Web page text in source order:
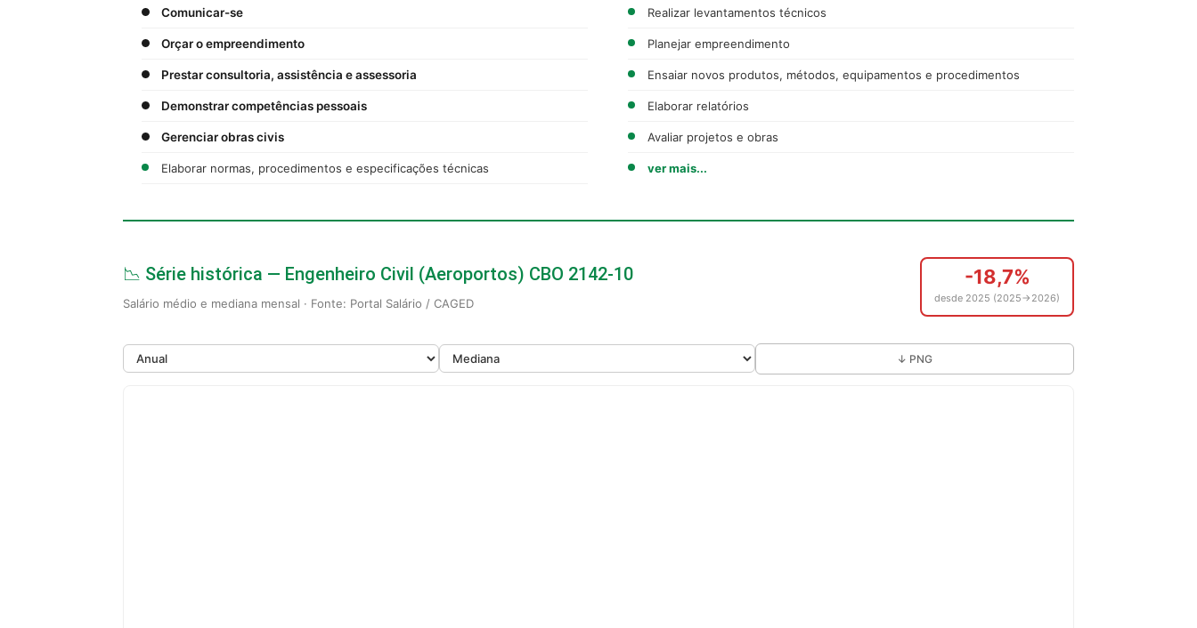
Comunicar-se
Orçar o empreendimento
Prestar consultoria, assistência e assessoria
Demonstrar competências pessoais
Gerenciar obras civis
Elaborar normas, procedimentos e especificações técnicas
Realizar levantamentos técnicos
Planejar empreendimento
Ensaiar novos produtos, métodos, equipamentos e procedimentos
Elaborar relatórios
Avaliar projetos e obras
ver mais...
📉 Série histórica — Engenheiro Civil (Aeroportos) CBO 2142-10
Salário médio e mediana mensal · Fonte: Portal Salário / CAGED
-18,7%
desde 2025 (2025→2026)
↓ PNG